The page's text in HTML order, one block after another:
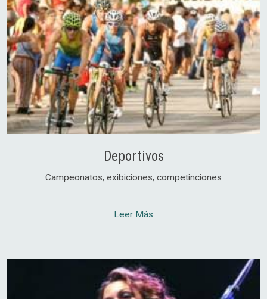
Deportivos
Campeonatos, exibiciones, competinciones
Leer Más